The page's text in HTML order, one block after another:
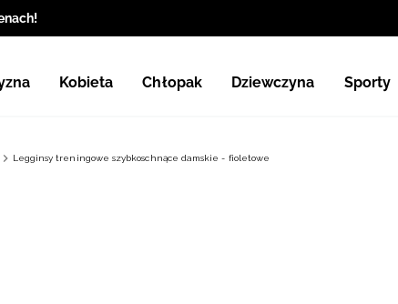
Kobieta Chłopak Dziewczyna Sporty
Legginsy treningowe szybkoschnące damskie - fioletowe